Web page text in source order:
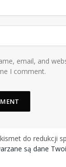
email, and
I comment.
do redukcji
są dane